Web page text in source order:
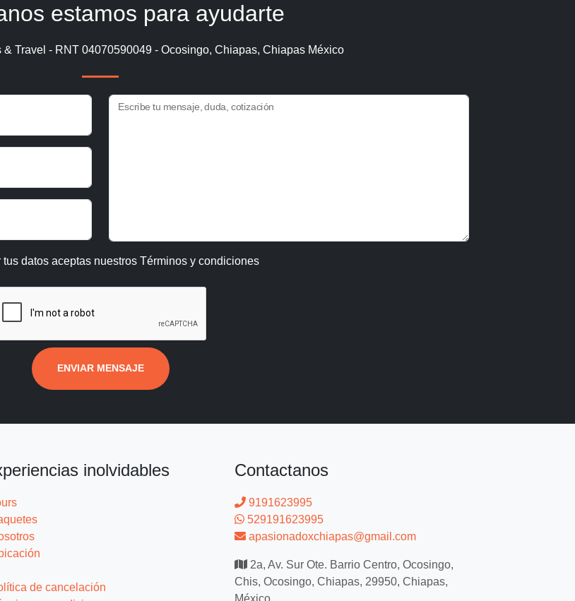
estamos para ayudarte
Travel - RNT 04070590049 - Ocosingo, Chiapas, Chiapas México
Escribe tu mensaje, duda, cotización
tus datos aceptas nuestros Términos y condiciones
ENVIAR MENSAJE
inolvidables
de cancelación
Contactanos
9191623995
529191623995
apasionadoxchiapas@gmail.com
2a, Av. Sur Ote. Barrio Centro, Ocosingo,
Chis, Ocosingo, Chiapas, 29950, Chiapas,